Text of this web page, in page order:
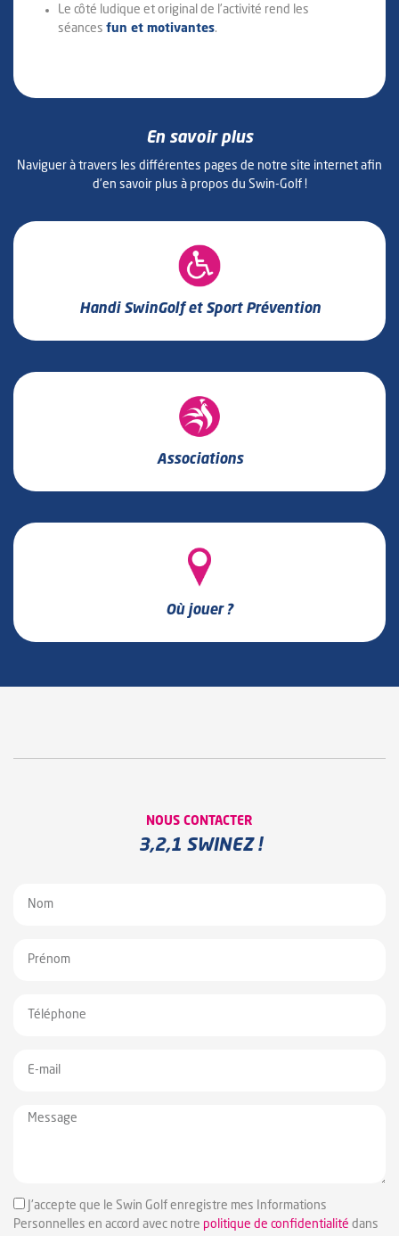
Le côté ludique et original de l’activité rend les
séances fun et motivantes.
En savoir plus
Naviguer à travers les différentes pages de notre site internet afin
d’en savoir plus à propos du Swin-Golf !
Handi SwinGolf et Sport Prévention
Associations
Où jouer ?
NOUS CONTACTER
3,2,1 SWINEZ !
J'accepte que le Swin Golf enregistre mes Informations
Personnelles en accord avec notre politique de confidentialité dans